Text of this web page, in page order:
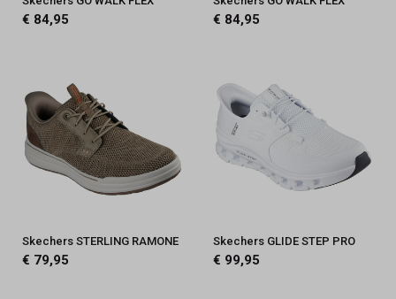
€ 84,95 € 84,95
Skechers STERLING RAMONE
€ 79,95
Skechers GLIDE STEP PRO
€ 99,95